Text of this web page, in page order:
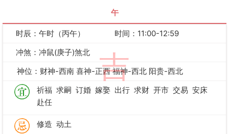
午
吉
时辰：午时（丙午）
时间：11:00-12:59
冲煞：冲鼠(庚子)煞北
神位：财神-西南 喜神-正西 福神-西北 阳贵-西北
祈福 求嗣 订婚 嫁娶 出行 求财 开市 交易 安床
赴任
修造 动土